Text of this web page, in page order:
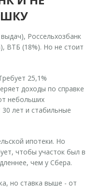
Россельхозбанк
ВТБ (18%). Но не стоит
25,1%
доходы по справке
небольших
лет и стабильные
ипотеки. Но
чтобы участок был в
чем у Сбера.
но ставка выше - от